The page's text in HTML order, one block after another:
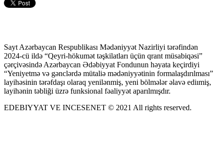
Sayt Azərbaycan Respublikası Mədəniyyət Nazirliyi tərəfindən
2024-cü ildə “Qeyri-hökumət təşkilatları üçün qrant müsabiqəsi”
çərçivəsində Azərbaycan Ədəbiyyat Fondunun həyata keçirdiyi
“Yeniyetmə və gənclərdə mütaliə mədəniyyətinin formalaşdırılması”
layihəsinin tərəfdaşı olaraq yenilənmiş, yeni bölmələr əlavə ediımiş,
layihənin təbliği üzrə funksional fəaliyyət aparılmışdır.
EDEBIYYAT VE INCESENET © 2021 All rights reserved.